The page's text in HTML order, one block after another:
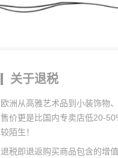
关于退税
欧洲从高雅艺术品到小装饰物
售价更是比国内专卖店低20-
较陌生！
退税即退返购买商品包含的增